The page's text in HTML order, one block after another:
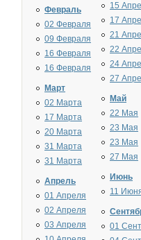
Февраль
02 Февраля
09 Февраля
16 Февраля
16 Февраля
Март
02 Марта
17 Марта
20 Марта
31 Марта
31 Марта
Апрель
01 Апреля
02 Апреля
03 Апреля
15
17
21
22
24
27
Май
22 Мая
23 Мая
23 Мая
27 Мая
Июнь
11
01